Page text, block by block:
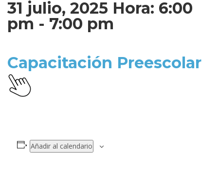
31 julio, 2025 Hora: 6:00
pm - 7:00 pm
Capacitación Preescolar
Añadir al calendario